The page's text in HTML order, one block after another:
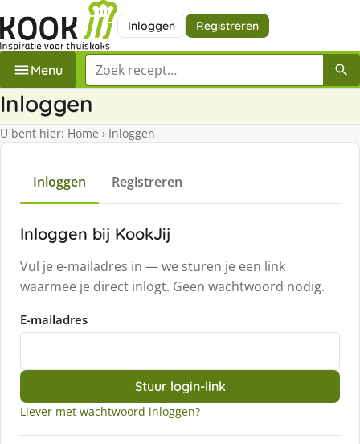
Inloggen Registreren
Menu Zoek een recept
Inloggen
U bent hier: Home › Inloggen
Inloggen Registreren
Inloggen bij KookJij
Vul je e-mailadres in — we sturen je een link
waarmee je direct inlogt. Geen wachtwoord nodig.
E-mailadres
Stuur login-link
Liever met wachtwoord inloggen?